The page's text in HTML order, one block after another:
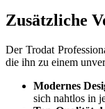
Zusätzliche
Der Trodat
die ihn zu einem
Modernes
sich nahtlos in